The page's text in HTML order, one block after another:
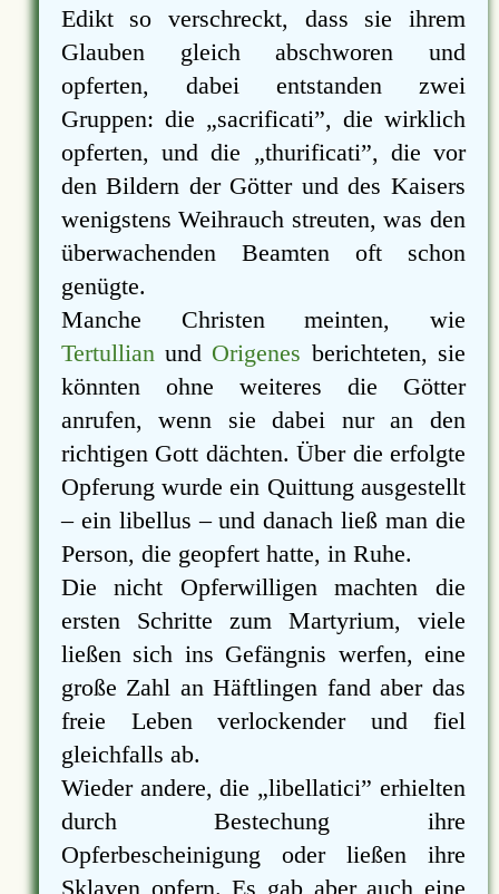
Edikt so verschreckt, dass sie ihrem
Glauben gleich abschworen und
opferten, dabei entstanden zwei
Gruppen: die
sacrificati , die wirklich
opferten, und die
thurificati , die vor
den Bildern der Götter und des Kaisers
wenigstens Weihrauch streuten, was den
überwachenden Beamten oft schon
genügte.
Manche Christen meinten, wie
Tertullian und Origenes berichteten, sie
könnten ohne weiteres die Götter
anrufen, wenn sie dabei nur an den
richtigen Gott dächten. Über die erfolgte
Opferung wurde ein Quittung ausgestellt
– ein libellus – und danach ließ man die
Person, die geopfert hatte, in Ruhe.
Die nicht Opferwilligen machten die
ersten Schritte zum Martyrium, viele
ließen sich ins Gefängnis werfen, eine
große Zahl an Häftlingen fand aber das
freie Leben verlockender und fiel
gleichfalls ab.
Wieder andere, die
libellatici
erhielten
durch Bestechung ihre
Opferbescheinigung oder ließen ihre
Sklaven opfern. Es gab aber auch eine